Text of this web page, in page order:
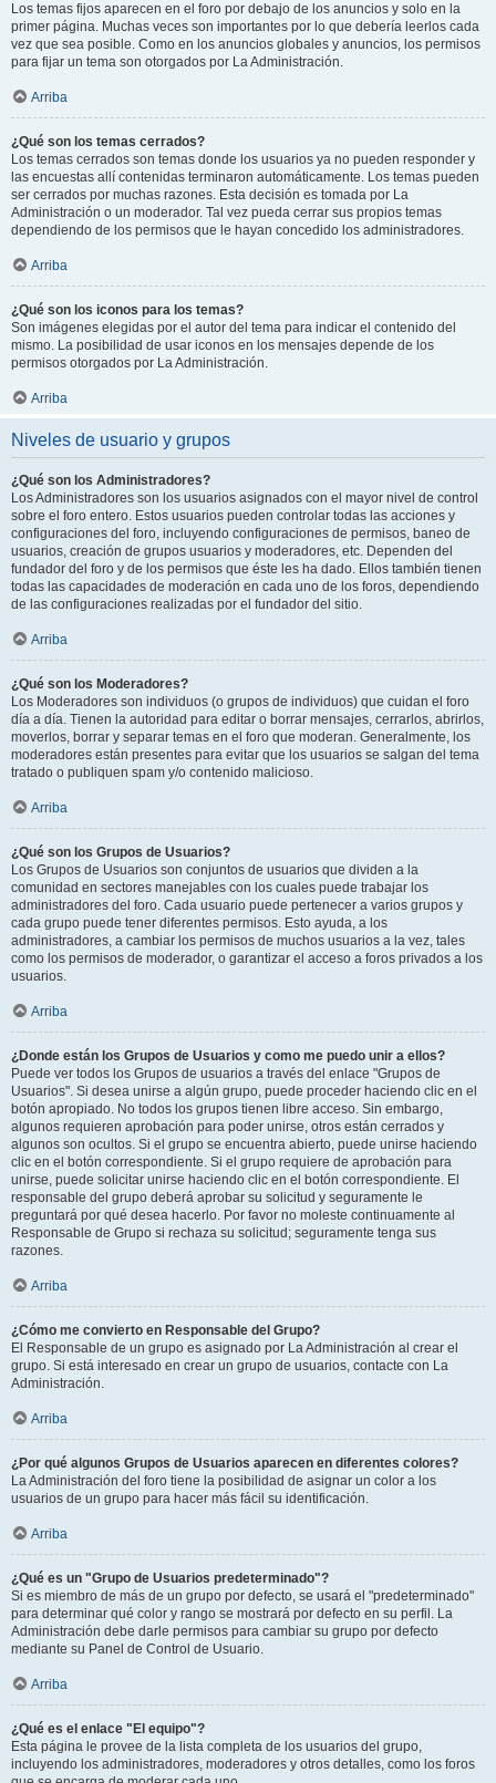
Los temas fijos aparecen en el foro por debajo de los anuncios y solo en la
primer página. Muchas veces son importantes por lo que debería leerlos cada
vez que sea posible. Como en los anuncios globales y anuncios, los permisos
para fijar un tema son otorgados por La Administración.
Arriba
¿Qué son los temas cerrados?
Los temas cerrados son temas donde los usuarios ya no pueden responder y
las encuestas allí contenidas terminaron automáticamente. Los temas pueden
ser cerrados por muchas razones. Esta decisión es tomada por La
Administración o un moderador. Tal vez pueda cerrar sus propios temas
dependiendo de los permisos que le hayan concedido los administradores.
Arriba
¿Qué son los iconos para los temas?
Son imágenes elegidas por el autor del tema para indicar el contenido del
mismo. La posibilidad de usar iconos en los mensajes depende de los
permisos otorgados por La Administración.
Arriba
Niveles de usuario y grupos
¿Qué son los Administradores?
Los Administradores son los usuarios asignados con el mayor nivel de control
sobre el foro entero. Estos usuarios pueden controlar todas las acciones y
configuraciones del foro, incluyendo configuraciones de permisos, baneo de
usuarios, creación de grupos usuarios y moderadores, etc. Dependen del
fundador del foro y de los permisos que éste les ha dado. Ellos también tienen
todas las capacidades de moderación en cada uno de los foros, dependiendo
de las configuraciones realizadas por el fundador del sitio.
Arriba
¿Qué son los Moderadores?
Los Moderadores son individuos (o grupos de individuos) que cuidan el foro
día a día. Tienen la autoridad para editar o borrar mensajes, cerrarlos, abrirlos,
moverlos, borrar y separar temas en el foro que moderan. Generalmente, los
moderadores están presentes para evitar que los usuarios se salgan del tema
tratado o publiquen spam y/o contenido malicioso.
Arriba
¿Qué son los Grupos de Usuarios?
Los Grupos de Usuarios son conjuntos de usuarios que dividen a la
comunidad en sectores manejables con los cuales puede trabajar los
administradores del foro. Cada usuario puede pertenecer a varios grupos y
cada grupo puede tener diferentes permisos. Esto ayuda, a los
administradores, a cambiar los permisos de muchos usuarios a la vez, tales
como los permisos de moderador, o garantizar el acceso a foros privados a los
usuarios.
Arriba
¿Donde están los Grupos de Usuarios y como me puedo unir a ellos?
Puede ver todos los Grupos de usuarios a través del enlace "Grupos de
Usuarios". Si desea unirse a algún grupo, puede proceder haciendo clic en el
botón apropiado. No todos los grupos tienen libre acceso. Sin embargo,
algunos requieren aprobación para poder unirse, otros están cerrados y
algunos son ocultos. Si el grupo se encuentra abierto, puede unirse haciendo
clic en el botón correspondiente. Si el grupo requiere de aprobación para
unirse, puede solicitar unirse haciendo clic en el botón correspondiente. El
responsable del grupo deberá aprobar su solicitud y seguramente le
preguntará por qué desea hacerlo. Por favor no moleste continuamente al
Responsable de Grupo si rechaza su solicitud; seguramente tenga sus
razones.
Arriba
¿Cómo me convierto en Responsable del Grupo?
El Responsable de un grupo es asignado por La Administración al crear el
grupo. Si está interesado en crear un grupo de usuarios, contacte con La
Administración.
Arriba
¿Por qué algunos Grupos de Usuarios aparecen en diferentes colores?
La Administración del foro tiene la posibilidad de asignar un color a los
usuarios de un grupo para hacer más fácil su identificación.
Arriba
¿Qué es un "Grupo de Usuarios predeterminado"?
Si es miembro de más de un grupo por defecto, se usará el "predeterminado"
para determinar qué color y rango se mostrará por defecto en su perfil. La
Administración debe darle permisos para cambiar su grupo por defecto
mediante su Panel de Control de Usuario.
Arriba
¿Qué es el enlace "El equipo"?
Esta página le provee de la lista completa de los usuarios del grupo,
incluyendo los administradores, moderadores y otros detalles, como los foros